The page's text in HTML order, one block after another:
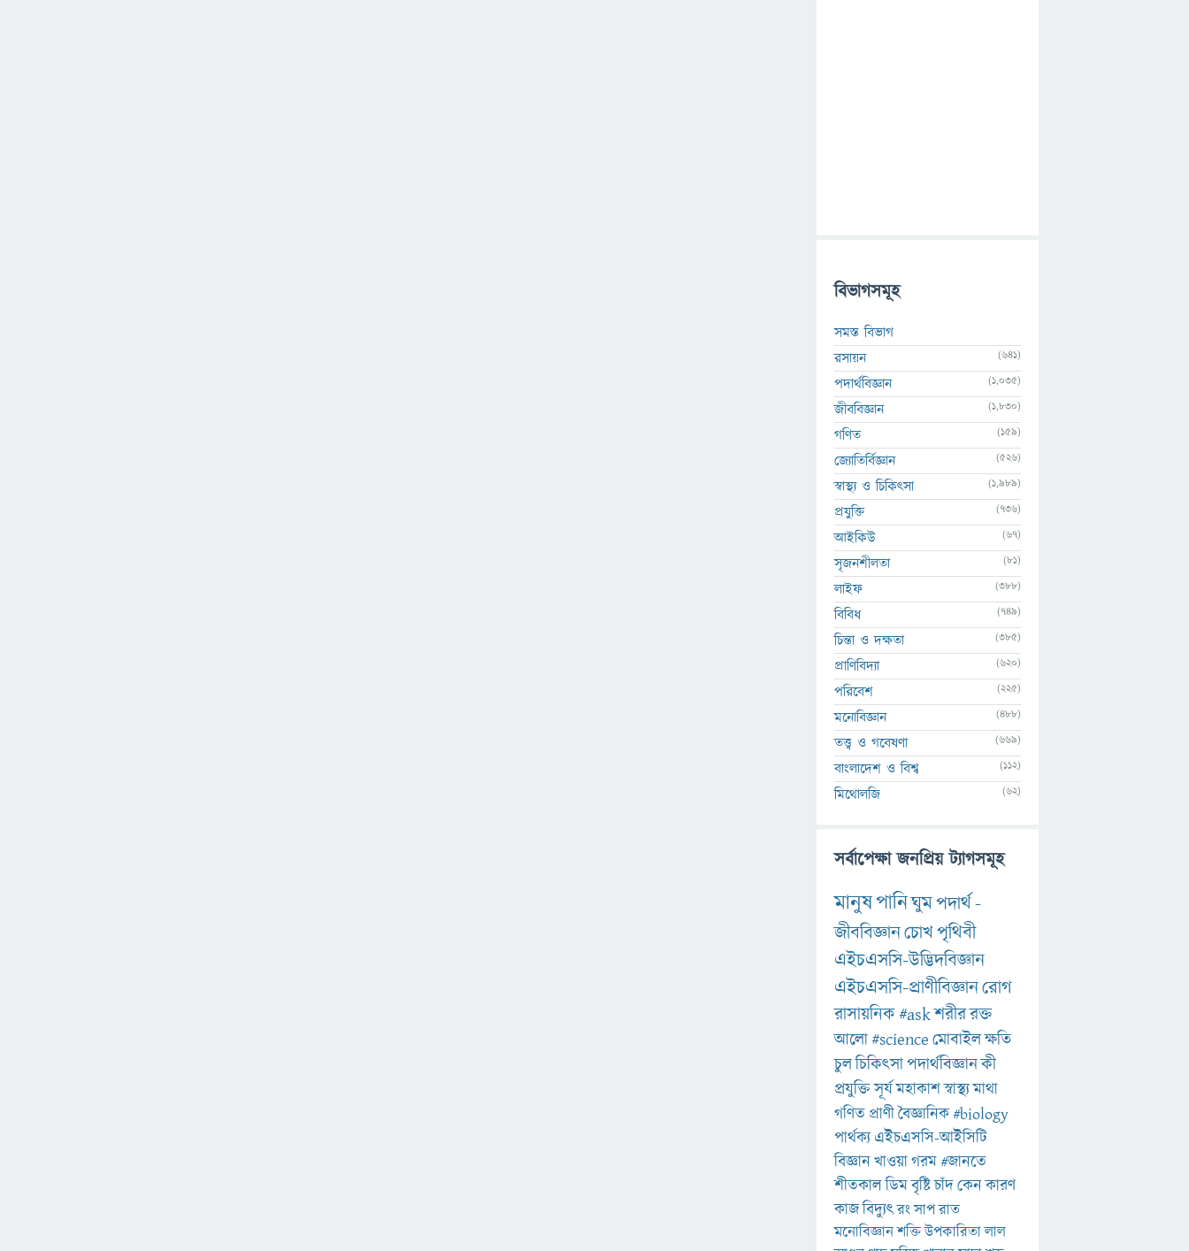
বিভাগসমূহ
সমস্ত বিভাগ
রসায়ন
(641)
পদার্থবিজ্ঞান (1,035)
জীববিজ্ঞান (1,830)
গণিত (159)
জ্যোতির্বিজ্ঞান (526)
স্বাস্থ্য ও চিকিৎসা (1,989)
প্রযুক্তি (736)
আইকিউ (67)
সৃজনশীলতা (81)
লাইফ (388)
বিবিধ (749)
চিন্তা ও দক্ষতা (385)
প্রাণিবিদ্যা (620)
পরিবেশ (225)
মনোবিজ্ঞান (488)
তত্ত্ব ও গবেষণা (669)
বাংলাদেশ ও বিশ্ব (112)
মিথোলজি (62)
সর্বাপেক্ষা জনপ্রিয় ট্যাগসমূহ
মানুষপানিঘুমপদার্থ-
জীববিজ্ঞানচোখপৃথিবী
এইচএসসি-উদ্ভিদবিজ্ঞান
এইচএসসি-প্রাণীবিজ্ঞানরোগ
রাসায়নিক#askশরীররক্ত
আলো#scienceমোবাইলক্ষতি
চুলচিকিৎসাপদার্থবিজ্ঞানকী
প্রযুক্তিসূর্যমহাকাশস্বাস্থ্যমাথা
গণিত প্রাণীবৈজ্ঞানিক#biology
পার্থক্য এইচএসসি-আইসিটি
বিজ্ঞানখাওয়াগরম#জানতে
শীতকালডিমবৃষ্টিচাঁদকেনকারণ
কাজবিদ্যুৎরংসাপরাত
মনোবিজ্ঞানশক্তিউপকারিতালাল